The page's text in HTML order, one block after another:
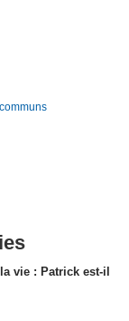
vie : Patrick est-il